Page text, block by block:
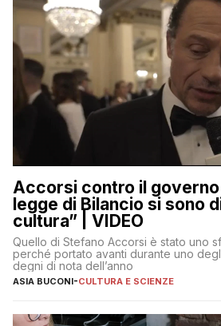
Accorsi contro il governo
legge di Bilancio si sono
cultura” | VIDEO
Quello di Stefano Accorsi è stato uno
perché portato avanti durante uno
degni di nota dell’anno
ASIA BUCONI-CULTURA E SCIENZE